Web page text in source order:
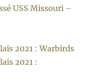
USS Missouri –
2021 : Warbirds
2021 :